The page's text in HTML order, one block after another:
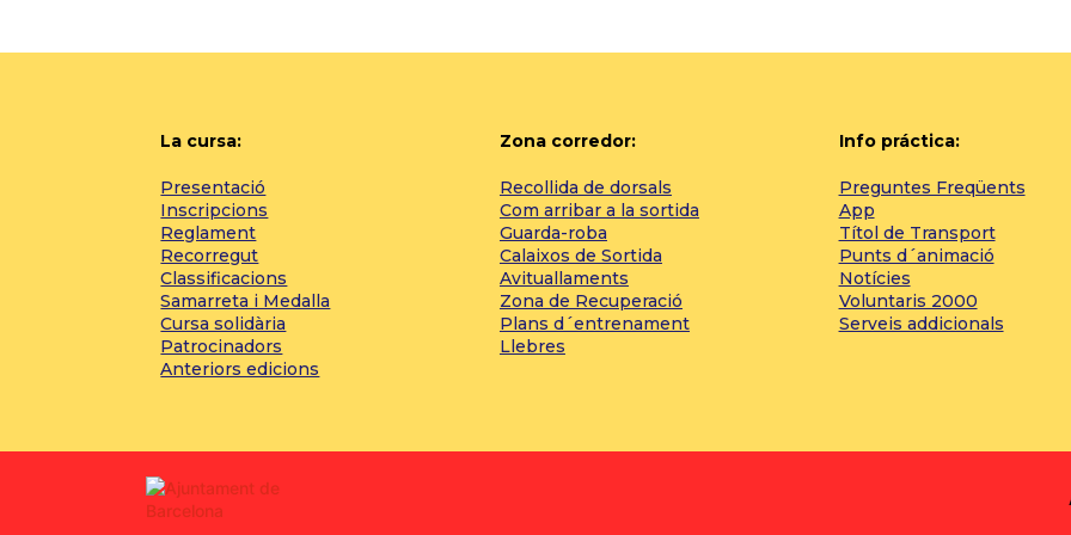
La cursa:
Presentació
Inscripcions
Reglament
Recorregut
Classificacions
Samarreta i Medalla
Cursa solidària
Patrocinadors
Anteriors edicions
Zona corredor:
Recollida de dorsals
Com arribar a la sortida
Guarda-roba
Calaixos de Sortida
Avituallaments
Zona de Recuperació
Plans d´entrenament
Llebres
Info práctica:
Preguntes Freqüents
App
Títol de Transport
Punts d´animació
Notícies
Voluntaris 2000
Serveis addicionals